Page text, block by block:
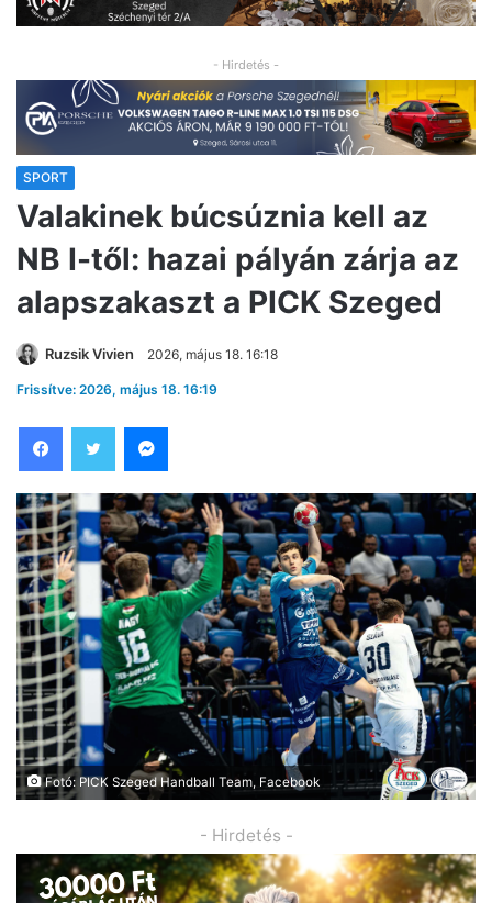
- Hirdetés -
SPORT
Valakinek búcsúznia kell az
NB I-től: hazai pályán zárja az
alapszakaszt a PICK Szeged
Ruzsik Vivien 2026, május 18. 16:18
Frissítve: 2026, május 18. 16:19
Fotó: PICK Szeged Handball Team, Facebook
- Hirdetés -